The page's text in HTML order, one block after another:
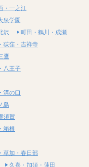
・一之江
泉学園
沢
町田・鶴川・成瀬
荻窪・吉祥寺
鷹
八王子
溝の口
島
須賀
箱根
草加・春日部
久喜・加須・蓮田